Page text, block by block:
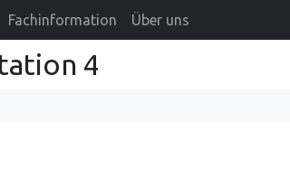
Fachinformation Über uns
4